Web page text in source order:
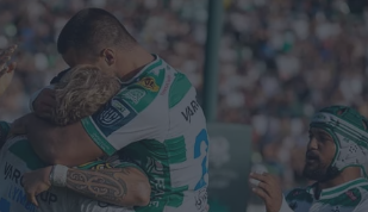
Championship